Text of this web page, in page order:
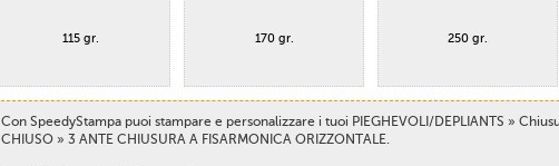
115 gr. 170 gr. 250 gr.
Con SpeedyStampa puoi stampare e personalizzare i tuoi PIEGHEVOLI/DEPLIANTS »
CHIUSO » 3 ANTE CHIUSURA A FISARMONICA ORIZZONTALE.